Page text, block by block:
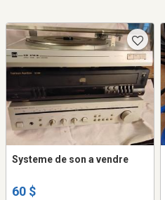
Systeme de son a vendre
60 $